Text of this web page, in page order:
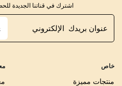
خاص
منتجات مميزة
اشترك في قناتنا الجديدة